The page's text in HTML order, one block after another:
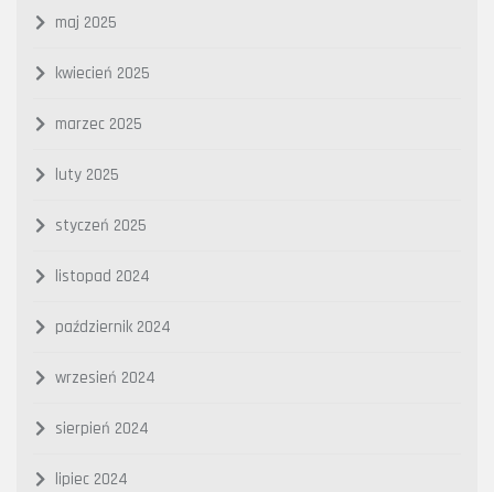
maj 2025
kwiecień 2025
marzec 2025
luty 2025
styczeń 2025
listopad 2024
październik 2024
wrzesień 2024
sierpień 2024
lipiec 2024